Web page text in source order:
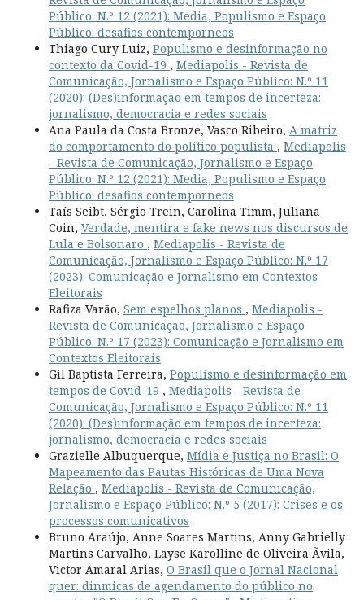
Público: N.º 12 (2021): Media, Populismo e Espaço
Público: desafios contemporneos
Thiago Cury Luiz, Populismo e desinformação no
contexto da Covid-19 , Mediapolis - Revista de
Comunicação, Jornalismo e Espaço Público: N.º 11
(2020): (Des)informação em tempos de incerteza:
jornalismo, democracia e redes sociais
Ana Paula da Costa Bronze, Vasco Ribeiro, A matriz
do comportamento do político populista , Mediapolis
- Revista de Comunicação, Jornalismo e Espaço
Público: N.º 12 (2021): Media, Populismo e Espaço
Público: desafios contemporneos
Taís Seibt, Sérgio Trein, Carolina Timm, Juliana
Coin, Verdade, mentira e fake news nos discursos de
Lula e Bolsonaro , Mediapolis - Revista de
Comunicação, Jornalismo e Espaço Público: N.º 17
(2023): Comunicação e Jornalismo em Contextos
Eleitorais
Rafiza Varão, Sem espelhos planos , Mediapolis -
Revista de Comunicação, Jornalismo e Espaço
Público: N.º 17 (2023): Comunicação e Jornalismo em
Contextos Eleitorais
Gil Baptista Ferreira, Populismo e desinformação em
tempos de Covid-19 , Mediapolis - Revista de
Comunicação, Jornalismo e Espaço Público: N.º 11
(2020): (Des)informação em tempos de incerteza:
jornalismo, democracia e redes sociais
Grazielle Albuquerque, Mídia e Justiça no Brasil: O
Mapeamento das Pautas Históricas de Uma Nova
Relação , Mediapolis - Revista de Comunicação,
Jornalismo e Espaço Público: N.º 5 (2017): Crises e os
processos comunicativos
Bruno Araújo, Anne Soares Martins, Anny Gabrielly
Martins Carvalho, Layse Karolline de Oliveira Ãvila,
Victor Amaral Arias, O Brasil que o Jornal Nacional
quer: dinmicas de agendamento do público no